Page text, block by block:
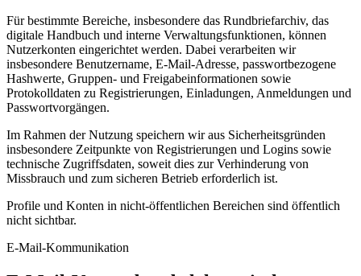
Für bestimmte Bereiche, insbesondere das Rundbriefarchiv, das
digitale Handbuch und interne Verwaltungsfunktionen, können
Nutzerkonten eingerichtet werden. Dabei verarbeiten wir
insbesondere Benutzername, E-Mail-Adresse, passwortbezogene
Hashwerte, Gruppen- und Freigabeinformationen sowie
Protokolldaten zu Registrierungen, Einladungen, Anmeldungen und
Passwortvorgängen.
Im Rahmen der Nutzung speichern wir aus Sicherheitsgründen
insbesondere Zeitpunkte von Registrierungen und Logins sowie
technische Zugriffsdaten, soweit dies zur Verhinderung von
Missbrauch und zum sicheren Betrieb erforderlich ist.
Profile und Konten in nicht-öffentlichen Bereichen sind öffentlich
nicht sichtbar.
E-Mail-Kommunikation